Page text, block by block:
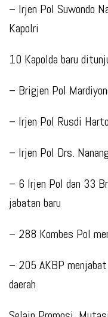
– Irjen Pol Suwondo
Kapolri
10 Kapolda baru
– Brigjen Pol
– Irjen Pol Rusdi
– Irjen Pol Drs.
– 6 Irjen Pol dan 33
jabatan baru
– 288 Kombes Pol
– 205 AKBP
daerah